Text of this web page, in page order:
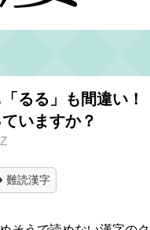
「るる」も間違い
いますか？
難読漢字